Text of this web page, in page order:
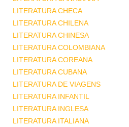
LITERATURA CHECA
LITERATURA CHILENA
LITERATURA CHINESA
LITERATURA COLOMBIANA
LITERATURA COREANA
LITERATURA CUBANA
LITERATURA DE VIAGENS
LITERATURA INFANTIL
LITERATURA INGLESA
LITERATURA ITALIANA